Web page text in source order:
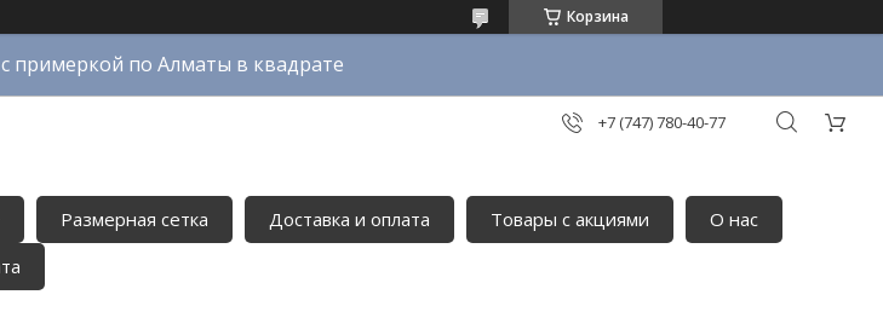
Корзина
с примеркой по Алматы в квадрате
+7 (747) 780-40-77
Размерная сетка Доставка и оплата Товары с акциями
О нас